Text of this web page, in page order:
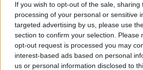
If you wish to opt-out of the sale, sharing
processing of your personal or sensitive
targeted advertising by us, please use
section to confirm your selection. Please
opt-out request is processed you may
interest-based ads based on personal
us or personal information disclosed to
Fjell-Ljom arbeider etterVær
plakatens reglerfor god
Den som mener seg rammet
medieomtale, oppfordres til